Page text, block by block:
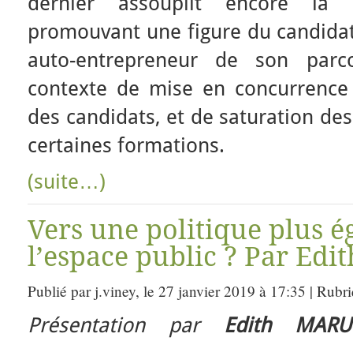
promouvant une figure du
auto-entrepreneur de son
contexte de mise en
des candidats, et de saturation
certaines formations.
(suite…)
Vers une politique plus
l’espace public ? Par
Publié par j.viney, le 27 janvier 2019 à 17:35 |
Présentation par Edith